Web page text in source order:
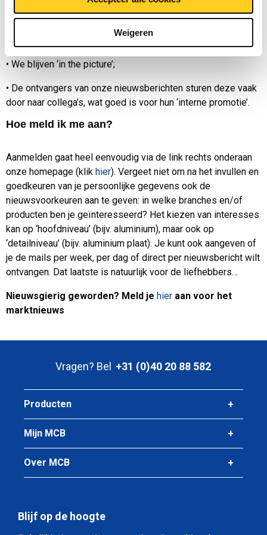
Weigeren
ook ons imago als ‘thought leader’;
• We blijven ‘in the picture’;
• De ontvangers van onze nieuwsberichten sturen deze vaak
door naar collega’s, wat goed is voor hun ‘interne promotie’.
Hoe meld ik me aan?
Aanmelden gaat heel eenvoudig via de link rechts onderaan
onze homepage (klik hier). Vergeet niet om na het invullen en
goedkeuren van je persoonlijke gegevens ook de
nieuwsvoorkeuren aan te geven: in welke branches en/of
producten ben je geïnteresseerd? Het kiezen van interesses
kan op ‘hoofdniveau’ (bijv. aluminium), maar ook op
‘detailniveau’ (bijv. aluminium plaat). Je kunt ook aangeven of
je de mails per week, per dag of direct per nieuwsbericht wilt
ontvangen. Dat laatste is natuurlijk voor de liefhebbers…
Nieuwsgierig geworden? Meld je hier aan voor het
marktnieuws
Vragen? Bel +31 (0)40 20 88 582
Producten
Mijn MCB
Over MCB
Blijf op de hoogte